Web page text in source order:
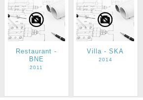
Restaurant -
BNE
2011
Villa - SKA
2014